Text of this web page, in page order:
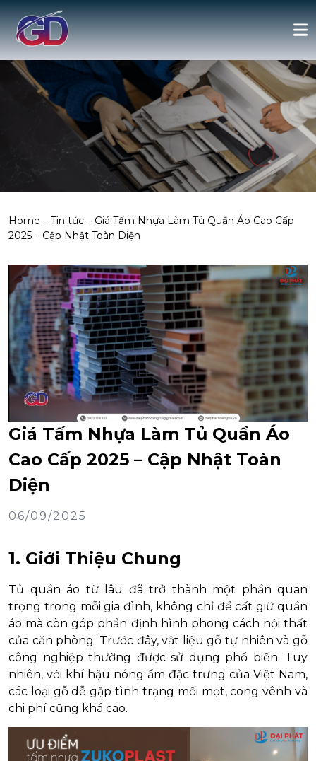
Home – Tin tức – Giá Tấm Nhựa Làm Tủ Quần Áo Cao Cấp
2025 – Cập Nhật Toàn Diện
Giá Tấm Nhựa Làm Tủ Quần Áo
Cao Cấp 2025 – Cập Nhật Toàn
Diện
06/09/2025
1. Giới Thiệu Chung
Tủ quần áo từ lâu đã trở thành một phần quan
trọng trong mỗi gia đình, không chỉ để cất giữ quần
áo mà còn góp phần định hình phong cách nội thất
của căn phòng. Trước đây, vật liệu gỗ tự nhiên và gỗ
công nghiệp thường được sử dụng phổ biến. Tuy
nhiên, với khí hậu nóng ẩm đặc trưng của Việt Nam,
các loại gỗ dễ gặp tình trạng mối mọt, cong vênh và
chi phí cũng khá cao.